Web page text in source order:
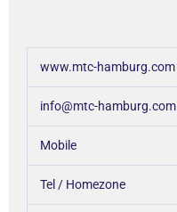
www.mtc-hamburg.com
info@mtc-hamburg.com
Mobile
Tel / Homezone